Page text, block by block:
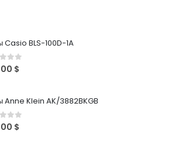
Casio BLS-100D-1A
of 5
$
Anne Klein AK/3882BKGB
of 5
$